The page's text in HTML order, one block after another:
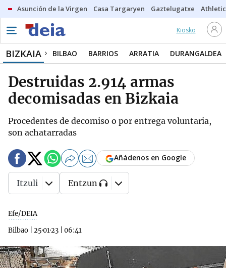
Asunción de la Virgen Casa Targaryen Gaztelugatxe Athletic
Kiosko
BIZKAIA BILBAO BARRIOS ARRATIA DURANGALDEA
Destruidas 2.914 armas
decomisadas en Bizkaia
Procedentes de decomiso o por entrega voluntaria,
son achatarradas
Efe/DEIA
Bilbao
25·01·23 06:41
Añádenos en Google
Itzuli Entzun